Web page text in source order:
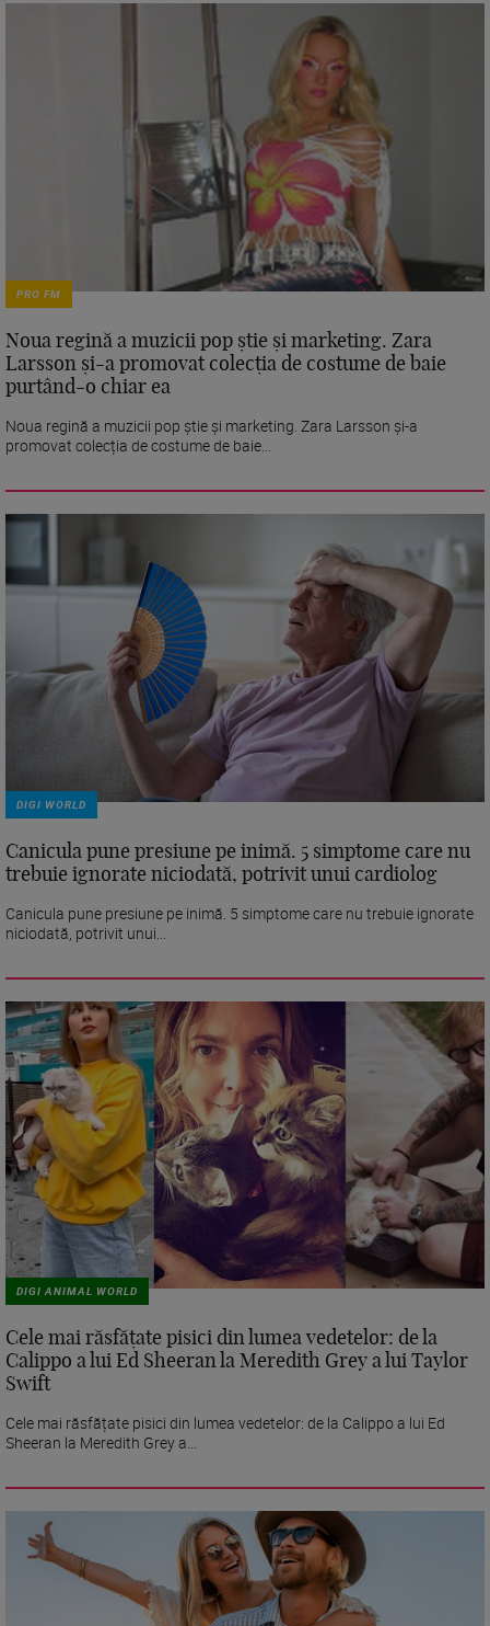
PRO FM
Noua regină a muzicii pop știe și marketing. Zara
Larsson și-a promovat colecția de costume de baie
purtând-o chiar ea
Noua regină a muzicii pop știe și marketing. Zara Larsson și-a
promovat colecția de costume de baie...
DIGI WORLD
Canicula pune presiune pe inimă. 5 simptome care nu
trebuie ignorate niciodată, potrivit unui cardiolog
Canicula pune presiune pe inimă. 5 simptome care nu trebuie ignorate
niciodată, potrivit unui...
DIGI ANIMAL WORLD
Cele mai răsfățate pisici din lumea vedetelor: de la
Calippo a lui Ed Sheeran la Meredith Grey a lui Taylor
Swift
Cele mai răsfățate pisici din lumea vedetelor: de la Calippo a lui Ed
Sheeran la Meredith Grey a...